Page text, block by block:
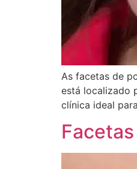
As facetas de
está localizado
clínica ideal